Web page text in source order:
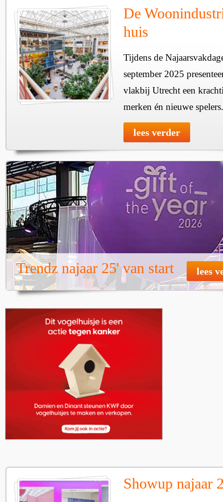
De
huis
Tijdens de
september 2025
vlakbij Utrecht een
merken én nieuwe spelers.
lees verder
Trendz najaar 25' van start lees
Showup najaar